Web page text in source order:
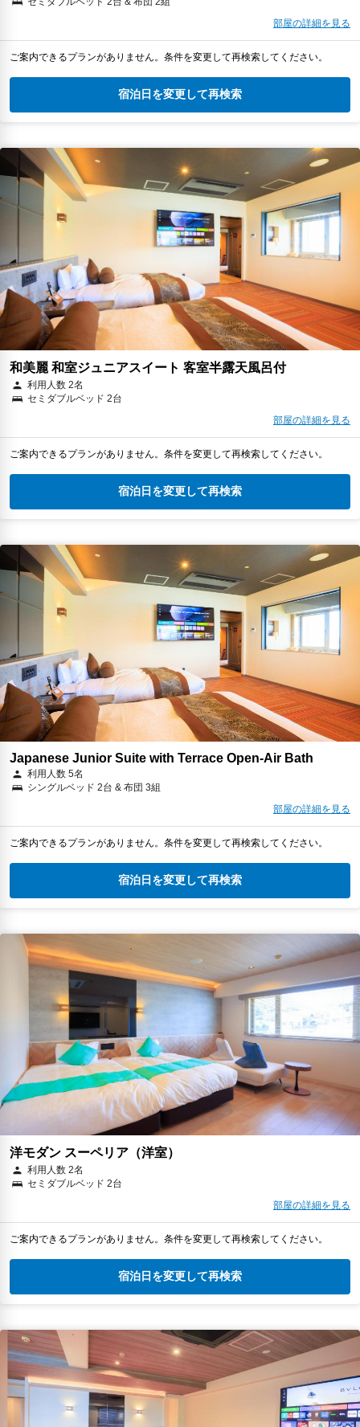
部屋の詳細を見る
ご案内できるプランがありません。条件を変更して再検索してください。
宿泊日を変更して再検索
和美麗 和室ジュニアスイート 客室半露天風呂付
利用人数 2名
セミダブルベッド 2台
部屋の詳細を見る
ご案内できるプランがありません。条件を変更して再検索してください。
宿泊日を変更して再検索
Japanese Junior Suite with Terrace Open-Air Bath
利用人数 5名
シングルベッド 2台 & 布団 3組
部屋の詳細を見る
ご案内できるプランがありません。条件を変更して再検索してください。
宿泊日を変更して再検索
洋モダン スーペリア（洋室）
利用人数 2名
セミダブルベッド 2台
部屋の詳細を見る
ご案内できるプランがありません。条件を変更して再検索してください。
宿泊日を変更して再検索